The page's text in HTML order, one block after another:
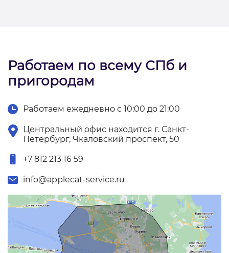
Работаем по всему СПб и
пригородам
Работаем ежедневно с 10:00 до 21:00
Центральный офис находится г. Санкт-
Петербург, Чкаловский проспект, 50
+7 812 213 16 59
info@applecat-service.ru